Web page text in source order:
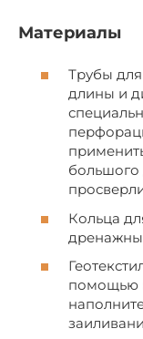
Материалы
Трубы для
длины и
большого
Кольца
помощью